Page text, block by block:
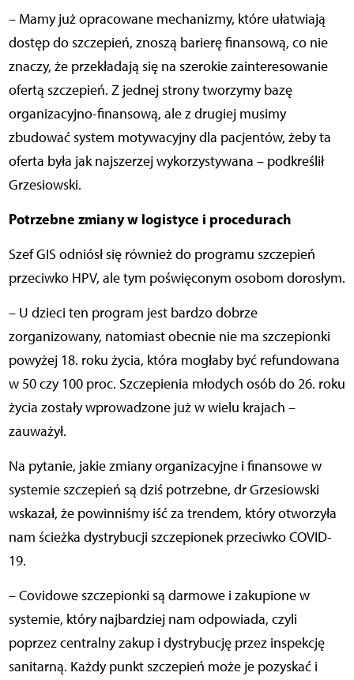
– Mamy już opracowane mechanizmy, które ułatwiają
dostęp do szczepień, znoszą barierę finansową, co nie
znaczy, że przekładają się na szerokie zainteresowanie
ofertą szczepień. Z jednej strony tworzymy bazę
organizacyjno-finansową, ale z drugiej musimy
zbudować system motywacyjny dla pacjentów, żeby ta
oferta była jak najszerzej wykorzystywana – podkreślił
Grzesiowski.
Potrzebne zmiany w logistyce i procedurach
Szef GIS odniósł się również do programu szczepień
przeciwko HPV, ale tym poświęconym osobom dorosłym.
– U dzieci ten program jest bardzo dobrze
zorganizowany, natomiast obecnie nie ma szczepionki
powyżej 18. roku życia, która mogłaby być refundowana
w 50 czy 100 proc. Szczepienia młodych osób do 26. roku
życia zostały wprowadzone już w wielu krajach –
zauważył.
Na pytanie, jakie zmiany organizacyjne i finansowe w
systemie szczepień są dziś potrzebne, dr Grzesiowski
wskazał, że powinniśmy iść za trendem, który otworzyła
nam ścieżka dystrybucji szczepionek przeciwko COVID-
19.
– Covidowe szczepionki są darmowe i zakupione w
systemie, który najbardziej nam odpowiada, czyli
poprzez centralny zakup i dystrybucję przez inspekcję
sanitarną. Każdy punkt szczepień może je pozyskać i